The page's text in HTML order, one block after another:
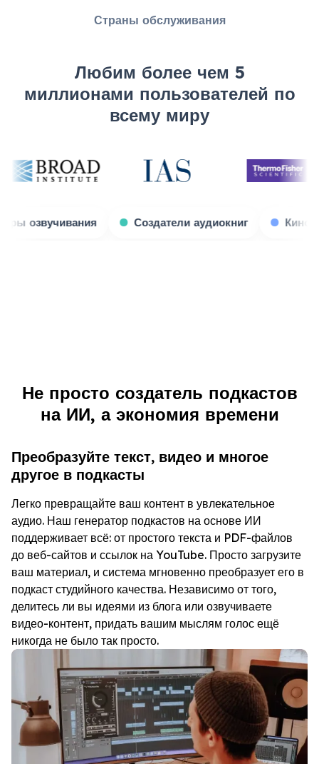
Страны обслуживания
Любим более чем 5
миллионами пользователей по
всему миру
Актеры озвучивания Создатели аудиокниг
Не просто создатель подкастов
на ИИ, а экономия времени
Преобразуйте текст, видео и многое
другое в подкасты
Легко превращайте ваш контент в увлекательное
аудио. Наш генератор подкастов на основе ИИ
поддерживает всё: от простого текста и PDF-файлов
до веб-сайтов и ссылок на YouTube. Просто загрузите
ваш материал, и система мгновенно преобразует его в
подкаст студийного качества. Независимо от того,
делитесь ли вы идеями из блога или озвучиваете
видео-контент, придать вашим мыслям голос ещё
никогда не было так просто.